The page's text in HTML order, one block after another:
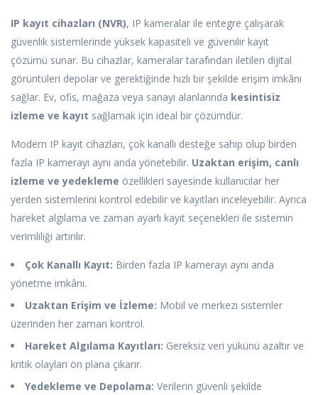
IP kayıt cihazları (NVR), IP kameralar ile entegre çalışarak
güvenlik sistemlerinde yüksek kapasiteli ve güvenilir kayıt
çözümü sunar. Bu cihazlar, kameralar tarafından iletilen dijital
görüntüleri depolar ve gerektiğinde hızlı bir şekilde erişim imkânı
sağlar. Ev, ofis, mağaza veya sanayi alanlarında kesintisiz
izleme ve kayıt sağlamak için ideal bir çözümdür.
Modern IP kayıt cihazları, çok kanallı desteğe sahip olup birden
fazla IP kamerayı aynı anda yönetebilir. Uzaktan erişim, canlı
izleme ve yedekleme özellikleri sayesinde kullanıcılar her
yerden sistemlerini kontrol edebilir ve kayıtları inceleyebilir. Ayrıca
hareket algılama ve zaman ayarlı kayıt seçenekleri ile sistemin
verimliliği artırılır.
Çok Kanallı Kayıt: Birden fazla IP kamerayı aynı anda
yönetme imkânı.
Uzaktan Erişim ve İzleme: Mobil ve merkezi sistemler
üzerinden her zaman kontrol.
Hareket Algılama Kayıtları: Gereksiz veri yükünü azaltır ve
kritik olayları ön plana çıkarır.
Yedekleme ve Depolama: Verilerin güvenli şekilde